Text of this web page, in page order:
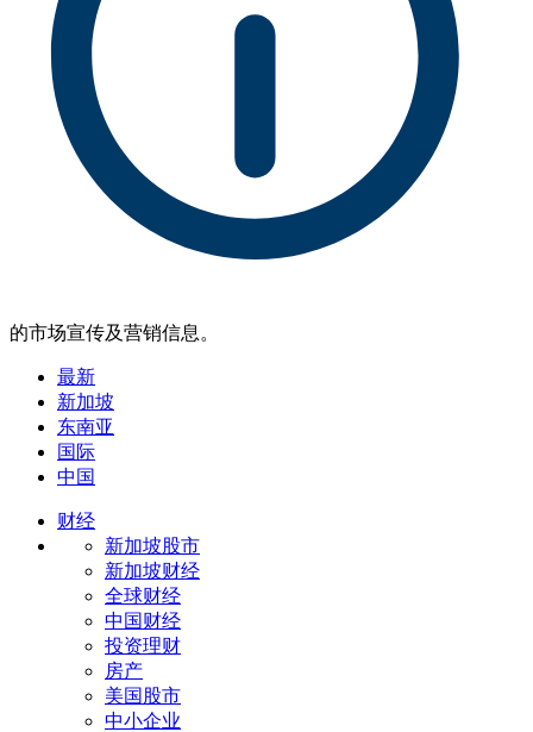
的市场宣传及营销信息。
最新
新加坡
东南亚
国际
中国
财经
新加坡股市
新加坡财经
全球财经
中国财经
投资理财
房产
美国股市
中小企业